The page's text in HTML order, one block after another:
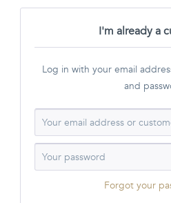
I'm already a
Log in with your email
and
Forgot your